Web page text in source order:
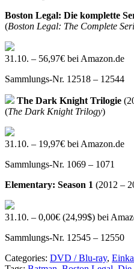
Boston Legal: Die komplette
(Boston Legal: The Complete
31.10. – 56,97€ bei Amazon.de
Sammlungs-Nr. 12518 – 12544
The Dark Knight Trilogie
(The Dark Knight Trilogy)
31.10. – 19,97€ bei Amazon.de
Sammlungs-Nr. 1069 – 1071
Elementary: Season 1 (2012 –
31.10. – 0,00€ (24,99$) bei
Sammlungs-Nr. 12545 – 12550
Categories: DVD / Blu-ray,